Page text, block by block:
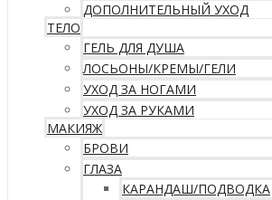
ДОПОЛНИТЕЛЬНЫЙ УХОД
ТЕЛО
ГЕЛЬ ДЛЯ ДУША
ЛОСЬОНЫ/КРЕМЫ/ГЕЛИ
УХОД ЗА НОГАМИ
УХОД ЗА РУКАМИ
МАКИЯЖ
БРОВИ
ГЛАЗА
КАРАНДАШ/ПОДВОДКА